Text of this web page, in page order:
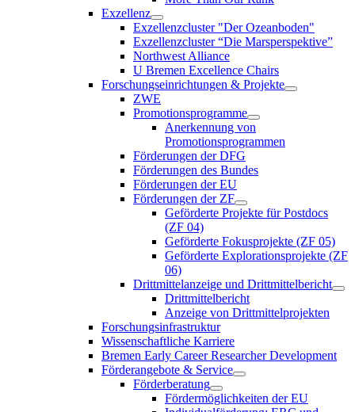
Exzellenz
Exzellenzcluster "Der Ozeanboden"
Exzellenzcluster “Die Marsperspektive”
Northwest Alliance
U Bremen Excellence Chairs
Forschungseinrichtungen & Projekte
ZWE
Promotionsprogramme
Anerkennung von
Promotionsprogrammen
Förderungen der DFG
Förderungen des Bundes
Förderungen der EU
Förderungen der ZF
Geförderte Projekte für Postdocs
(ZF 04)
Geförderte Fokusprojekte (ZF 05)
Geförderte Explorationsprojekte (ZF
06)
Drittmittelanzeige und Drittmittelbericht
Drittmittelbericht
Anzeige von Drittmittelprojekten
Forschungsinfrastruktur
Wissenschaftliche Karriere
Bremen Early Career Researcher Development
Förderangebote & Service
Förderberatung
Fördermöglichkeiten der EU